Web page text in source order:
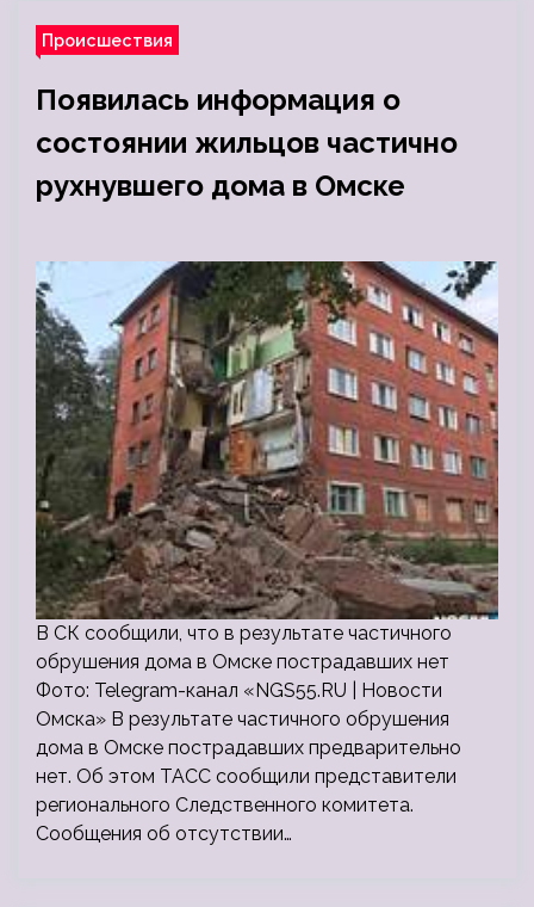
Происшествия
Появилась информация о
состоянии жильцов частично
рухнувшего дома в Омске
В СК сообщили, что в результате частичного
обрушения дома в Омске пострадавших нет
Фото: Telegram-канал «NGS55.RU | Новости
Омска» В результате частичного обрушения
дома в Омске пострадавших предварительно
нет. Об этом ТАСС сообщили представители
регионального Следственного комитета.
Сообщения об отсутствии…